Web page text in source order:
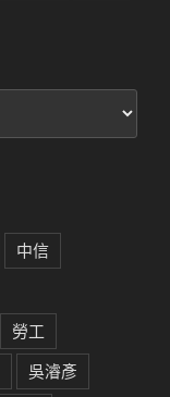
中信
勞工
吳濬彥